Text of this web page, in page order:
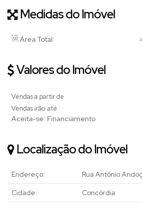
Medidas do Imóvel
Área Total:
Valores do Imóvel
Vendas a partir de
Vendas irão até
Aceita-se: Financiamento
Localização do Imóvel
Endereço: Rua Antônio
Cidade: Concórdia